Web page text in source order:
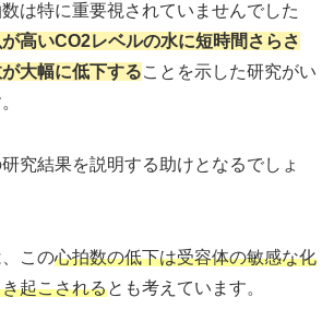
は特に重要視されていませんでした
高いCO2レベルの水に短時間さらさ
大幅に低下することを示した研究がい
究結果を説明する助けとなるでしょ
この心拍数の低下は受容体の敏感な化
起こされるとも考えています。